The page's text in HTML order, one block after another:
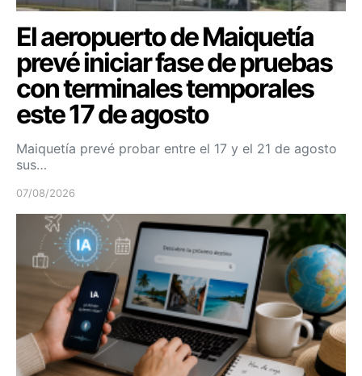
El aeropuerto de Maiquetía
prevé iniciar fase de pruebas
con terminales temporales
este 17 de agosto
Maiquetía prevé probar entre el 17 y el 21 de agosto
sus…
07/08/2026